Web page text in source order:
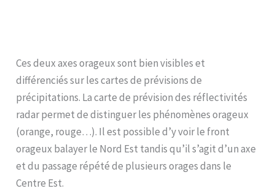
Ces deux axes orageux sont bien visibles et
différenciés sur les cartes de prévisions de
précipitations. La carte de prévision des réflectivités
radar permet de distinguer les phénomènes orageux
(orange, rouge…). Il est possible d’y voir le front
orageux balayer le Nord Est tandis qu’il s’agit d’un axe
et du passage répété de plusieurs orages dans le
Centre Est.